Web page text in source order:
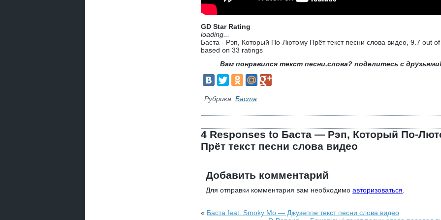
GD Star Rating
loading...
Баста - Рэп, Который По-Лютому Прёт текст песни слова видео 9.7 out of
based on 33 ratings
Вам понравился текст песни,слова? поделитесь с
Рубрика: Баста
4 Responses to Баста — Рэп, Который По-
Прёт текст песни слова видео
Добавить комментарий
Для отправки комментария вам необходимо авторизоваться
« Баста feat. Smoky Mo — Джузеппе текст песни слова видео